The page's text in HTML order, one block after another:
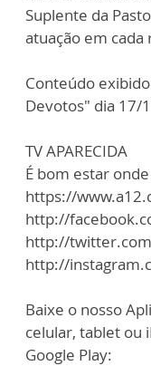
Suplente da
atuação em cada
Conteúdo
Devotos" dia 17/
TV APARECIDA
É bom estar
https://
http://
http://
http://
Baixe o nosso
celular, tablet ou
Google Play: